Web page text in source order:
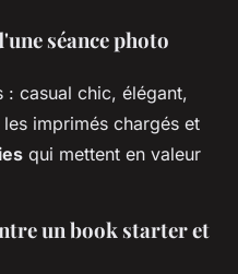
séance photo
: casual chic, élégant,
imprimés chargés et
qui mettent en valeur
un book starter et